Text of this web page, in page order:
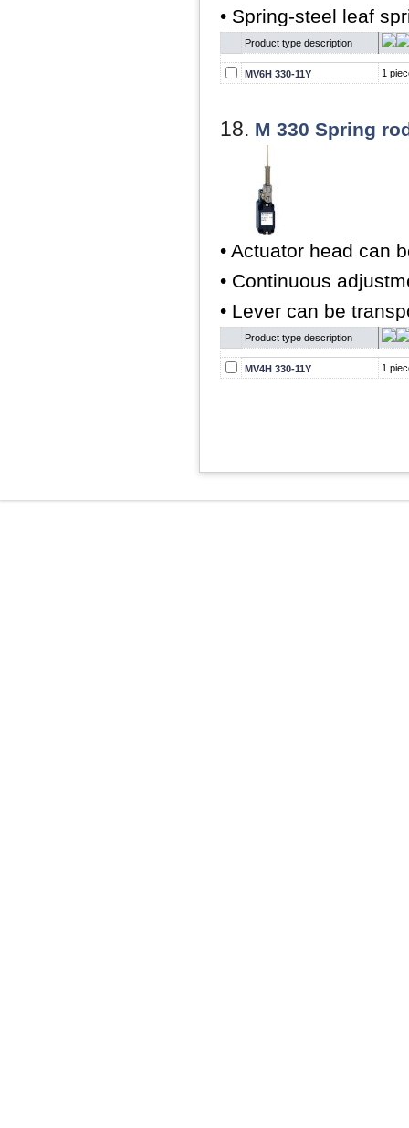
• Spring-steel leaf
Product type description
MV6H 330-11Y 1
18. M 330 Spring
• Actuator head can
• Continuous
• Lever can be
Product type description
MV4H 330-11Y 1